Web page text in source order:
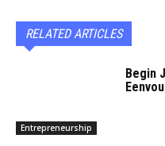
RELATED ARTICLES
Entrepreneurship
Begin